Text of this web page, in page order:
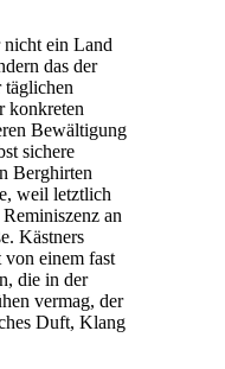
ein Land
das der
täglichen
konkreten
Bewältigung
sichere
Berghirten
weil letztlich
an
Kästners
von einem fast
die in der
vermag, der
Duft, Klang